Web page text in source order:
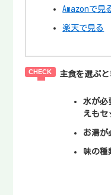
Amazonで見
楽天で見る
主食を選ぶと
水が必
えもセ
お湯が
味の種